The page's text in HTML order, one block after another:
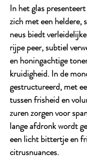
In het glas
zich met een heldere,
neus biedt
rijpe peer, subtiel
en honingachtige
kruidigheid. In de
gestructureerd, met
tussen frisheid en
zuren zorgen voor
lange afdronk wordt
een licht bittertje en
citrusnuances.